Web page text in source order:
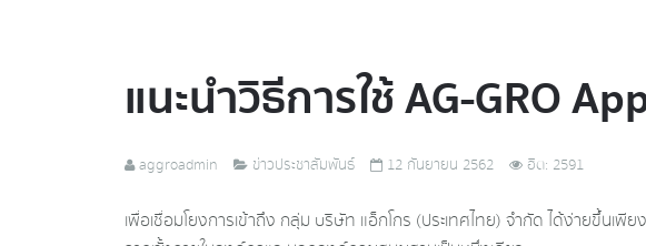
แนะนำวิธีการใช้ AG-GRO
aggroadmin ข่าวประชาสัมพันธ์ 12 กันยายน 2562 ฮิต: 2591
เพื่อเชื่อมโยงการเข้าถึง กลุ่ม บริษัท แอ็กโกร (ประเทศไทย) จำกัด ได้ง่ายขึ้นเ